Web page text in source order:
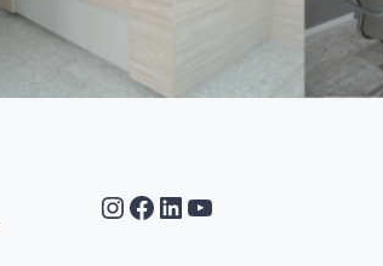
Instagram
Facebook
LinkedIn
Youtube